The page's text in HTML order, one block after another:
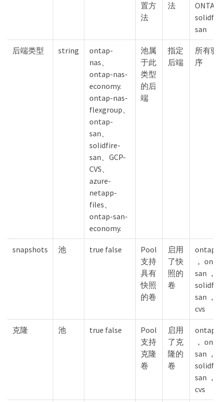
置方
法
法
ONTAP
san
后端类型 string
ontap-
nas、
ontap-nas-
economy.
ontap-nas-
flexgroup、
ontap-
san、
solidfire-
san、GCP-
CVS、
azure-
netapp-
files、
ontap-san-
economy.
池属
于此
类型
的后
端
指定
后端
所有驱
序
snapshots 池 true false
Pool
支持
具有
快照
的卷
启用
了快
照的
卷
ontap-
，
san ，
san ，
cvs
克隆 池 true false
Pool
支持
克隆
卷
启用
了克
隆的
卷
ontap-
，
san ，
san ，
cvs